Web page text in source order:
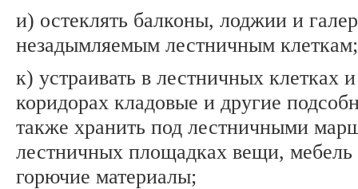
и) остеклять балконы, лоджии и
незадымляемым лестничным клеткам;
к) устраивать в лестничных клетках
коридорах кладовые и другие
также хранить под лестничными
лестничных площадках вещи, мебель
горючие материалы;